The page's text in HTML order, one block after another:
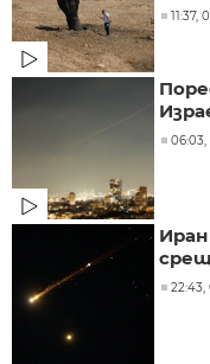
11:37,
06:03,
22:43,